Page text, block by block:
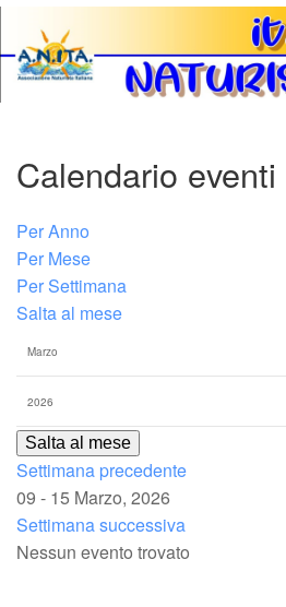
Calendario eventi
Per Anno
Per Mese
Per Settimana
Salta al mese
Salta al mese
Settimana precedente
09 - 15 Marzo, 2026
Settimana successiva
Nessun evento trovato